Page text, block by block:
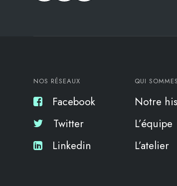
NOS RÉSEAUX
Facebook
Twitter
Linkedin
QUI
Notre
L’équipe
L’atelier